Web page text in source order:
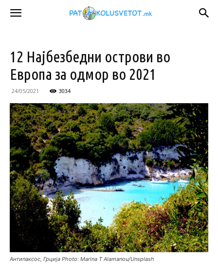
12 Најбезбедни острови во
Европа за одмор во 2021
24/05/2021 3034
Антипаксос, Грција Photo: Marina T Alamanou/Unsplash